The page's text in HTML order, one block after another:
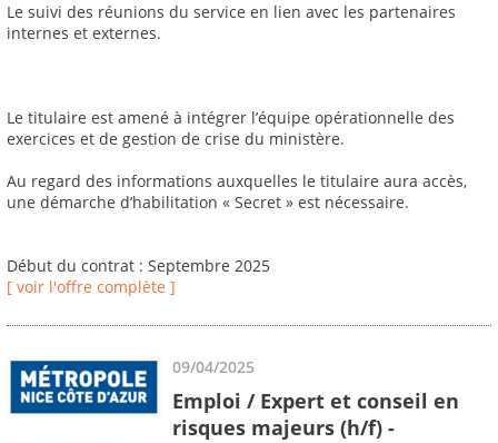
Le suivi des réunions du service en lien avec les partenaires
internes et externes.
Le titulaire est amené à intégrer l’équipe opérationnelle des
exercices et de gestion de crise du ministère.
Au regard des informations auxquelles le titulaire aura accès,
une démarche d’habilitation « Secret » est nécessaire.
Début du contrat : Septembre 2025
[ voir l'offre complète ]
09/04/2025
Emploi / Expert et conseil en
risques majeurs (h/f) -